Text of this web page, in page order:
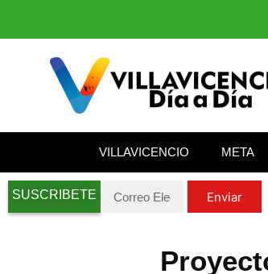
VILLAVICENCIO META
SUSCRIBETE Enviar